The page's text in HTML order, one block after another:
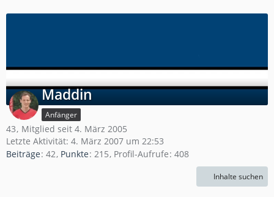
Maddin
Anfänger
43 Mitglied seit 4. März 2005
Letzte Aktivität: 4. März 2007 um 22:53
Beiträge 42 Punkte 215 Profil-Aufrufe 408
Inhalte suchen